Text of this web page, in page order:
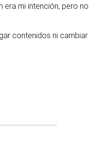
era mi intención, pero no
contenidos ni cambiar